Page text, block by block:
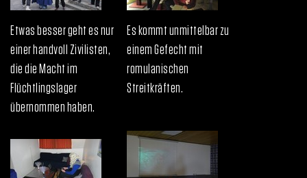
Etwas besser geht es nur
einer handvoll Zivilisten,
die die Macht im
Flüchtlingslager
übernommen haben.
Es kommt unmittelbar zu
einem Gefecht mit
romulanischen
Streitkräften.